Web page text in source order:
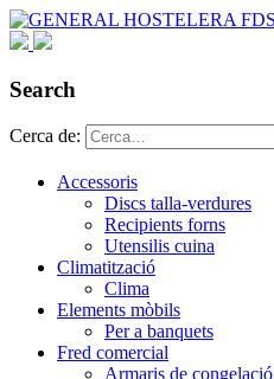
Search
Cerca de:
Accessoris
Discs talla-verdures
Recipients forns
Utensilis cuina
Climatització
Clima
Elements mòbils
Per a banquets
Fred comercial
Armaris de congelació